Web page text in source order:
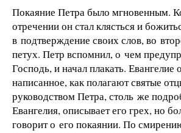
Покаяние Петра было мгновенным.
отречении он стал клясться и
в подтверждение своих слов, во
петух. Петр вспомнил, о чем
Господь, и начал плакать. Евангелие
написанное, как полагают святые
руководством Петра, столь же
Евангелия, описывает его грех, но
говорит о его покаянии. По